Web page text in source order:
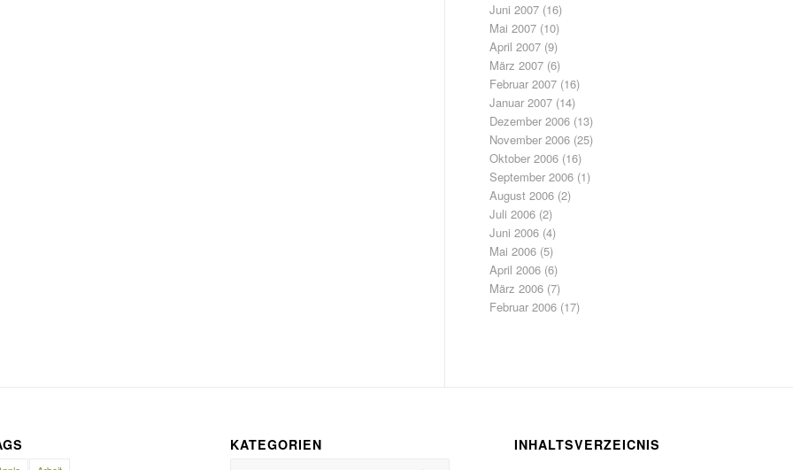
Juni 2007 (16)
Mai 2007 (10)
April 2007 (9)
März 2007 (6)
Februar 2007 (16)
Januar 2007 (14)
Dezember 2006 (13)
November 2006 (25)
Oktober 2006 (16)
September 2006 (1)
August 2006 (2)
Juli 2006 (2)
Juni 2006 (4)
Mai 2006 (5)
April 2006 (6)
März 2006 (7)
Februar 2006 (17)
KATEGORIEN INHALTSVERZEICNIS